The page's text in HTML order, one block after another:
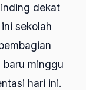
dekat
sekolah
baru minggu
hari ini.